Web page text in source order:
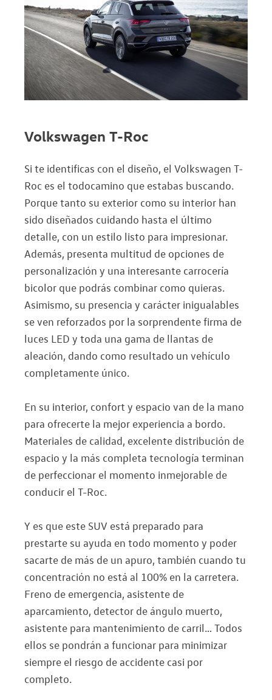
Volkswagen T-Roc
Si te identificas con el diseño, el Volkswagen T-
Roc es el todocamino que estabas buscando.
Porque tanto su exterior como su interior han
sido diseñados cuidando hasta el último
detalle, con un estilo listo para impresionar.
Además, presenta multitud de opciones de
personalización y una interesante carrocería
bicolor que podrás combinar como quieras.
Asimismo, su presencia y carácter inigualables
se ven reforzados por la sorprendente firma de
luces LED y toda una gama de llantas de
aleación, dando como resultado un vehículo
completamente único.
En su interior, confort y espacio van de la mano
para ofrecerte la mejor experiencia a bordo.
Materiales de calidad, excelente distribución de
espacio y la más completa tecnología terminan
de perfeccionar el momento inmejorable de
conducir el T-Roc.
Y es que este SUV está preparado para
prestarte su ayuda en todo momento y poder
sacarte de más de un apuro, también cuando tu
concentración no está al 100% en la carretera.
Freno de emergencia, asistente de
aparcamiento, detector de ángulo muerto,
asistente para mantenimiento de carril… Todos
ellos se pondrán a funcionar para minimizar
siempre el riesgo de accidente casi por
completo.